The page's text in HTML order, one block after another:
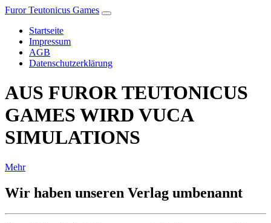
Furor Teutonicus Games
Startseite
Impressum
AGB
Datenschutzerklärung
AUS FUROR TEUTONICUS
GAMES WIRD VUCA
SIMULATIONS
Mehr
Wir haben unseren Verlag umbenannt